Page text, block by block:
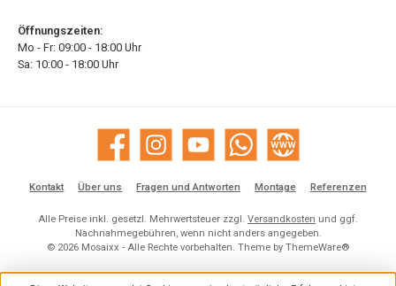
Öffnungszeiten:
Mo - Fr: 09:00 - 18:00 Uhr
Sa: 10:00 - 18:00 Uhr
Facebook Instagram YouTube WhatsApp Website
Kontakt Über uns Fragen und Antworten Montage Referenzen
Alle Preise inkl. gesetzl. Mehrwertsteuer zzgl. Versandkosten und ggf.
Nachnahmegebühren, wenn nicht anders angegeben.
© 2026 Mosaixx - Alle Rechte vorbehalten. Theme by ThemeWare®